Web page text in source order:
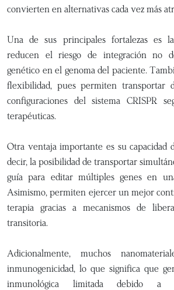
convierten en alternativas cada vez más
Una de sus principales fortalezas es
reducen el riesgo de integración no
genético en el genoma del paciente.
flexibilidad, pues permiten transportar
configuraciones del sistema CRISPR
terapéuticas.
Otra ventaja importante es su capacidad
decir, la posibilidad de transportar
guía para editar múltiples genes en
Asimismo, permiten ejercer un mejor
terapia gracias a mecanismos de
transitoria.
Adicionalmente, muchos
inmunogenicidad, lo que significa que
inmunológica limitada debido a